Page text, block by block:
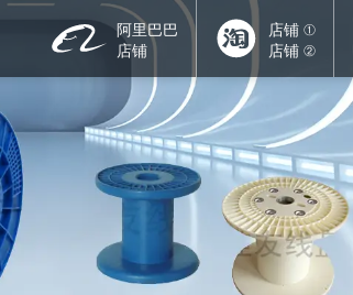
阿里巴巴
店铺
店铺 ①
店铺 ②